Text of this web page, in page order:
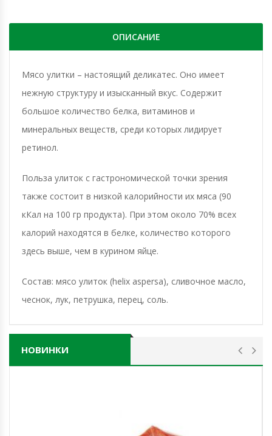
ОПИСАНИЕ
Мясо улитки – настоящий деликатес. Оно имеет
нежную структуру и изысканный вкус. Содержит
большое количество белка, витаминов и
минеральных веществ, среди которых лидирует
ретинол.
Польза улиток с гастрономической точки зрения
также состоит в низкой калорийности их мяса (90
кКал на 100 гр продукта). При этом около 70% всех
калорий находятся в белке, количество которого
здесь выше, чем в курином яйце.
Состав: мясо улиток (helix aspersa), сливочное масло,
чеснок, лук, петрушка, перец, соль.
НОВИНКИ